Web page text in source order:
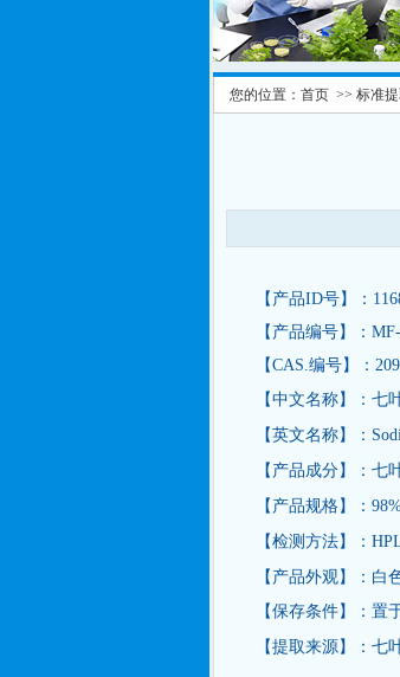
您的位置： 首页 >> 标准
【产品ID号】：
【产品编号】：
【CAS.编号】：
【中文名称】：七
【英文名称】：
【产品成分】：七
【产品规格】：
【检测方法】：
【产品外观】：白
【保存条件】：置
【提取来源】：七